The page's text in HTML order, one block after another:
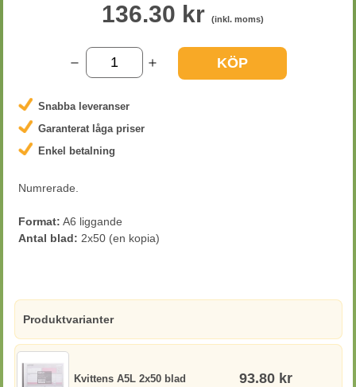
136.30 kr (inkl. moms)
KÖP
Snabba leveranser
Garanterat låga priser
Enkel betalning
Numrerade.
Format: A6 liggande
Antal blad: 2x50 (en kopia)
Produktvarianter
Kvittens A5L 2x50 blad 93.80 kr